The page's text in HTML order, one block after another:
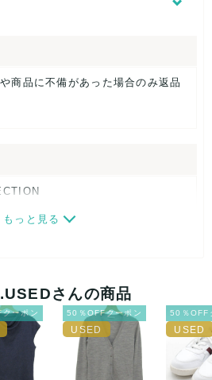
商品に不備があった場合のみ返品
転売にも最適♪
ができませんので、ご了承下さい
見る方によって状態の価値観が異な
もっと見る
さんの商品
ーポン 50％OFFクーポン 50％OFF